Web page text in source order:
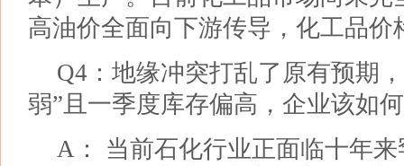
高油价全面向下游传导，化工品价
Q4：地缘冲突打乱了原有预期
弱”且一季度库存偏高，企业该如
A： 当前石化行业正面临十年